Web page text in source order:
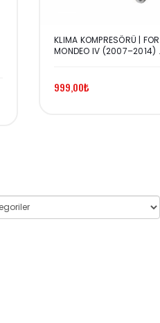
KLIMA KOMPRESÖRÜ |
MONDEO IV (2007–2014)
999,00₺